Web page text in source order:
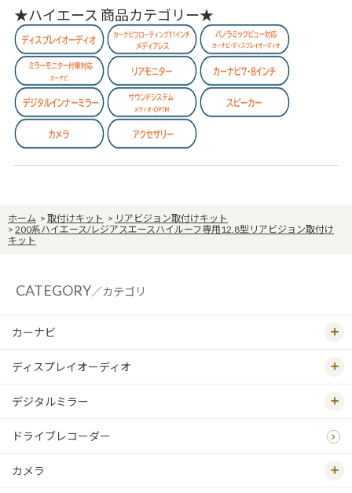
★ハイエース 商品カテゴリー★
ホーム > 取付けキット > リアビジョン取付けキット
> 200系ハイエース/レジアスエースハイルーフ専用12.8型リアビジョン取付け
キット
CATEGORY／カテゴリ
カーナビ
ディスプレイオーディオ
デジタルミラー
ドライブレコーダー
カメラ